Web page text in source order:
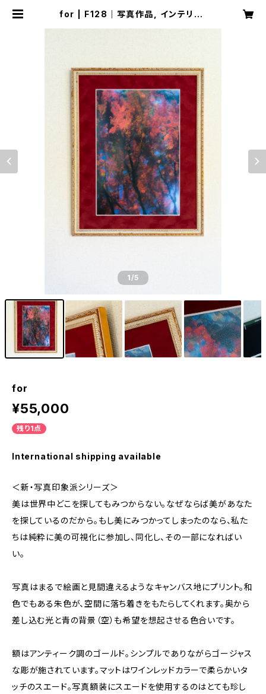
for | F128｜写真作品, インテリア,
1/5
for
¥55,000
残り1点
International shipping available
＜新・写真印象派シリーズ＞
美は世界中どこを探してもみつからない。なぜならば美があなた
を探しているのだから。もし美にみつかってしまったのなら、私た
ちは純粋に美の可視化に参加し、同化し、その一部になればい
い。
写真はまるで絵画と見間違えるようなキャンバス地にプリント。和
色でもある朱色が、空間に落ち着きをもたらしてくれます。奥から
差し込む光と青の背景（空）も希望を想起させる色合いです。
額はアンティーク調のゴールド。シンプルでありながらゴージャス
な彫が施されています。マットはワインレッドカラーで柔らかいタ
ッチのスエード。写真額装にスエードを使用するのはとても珍し